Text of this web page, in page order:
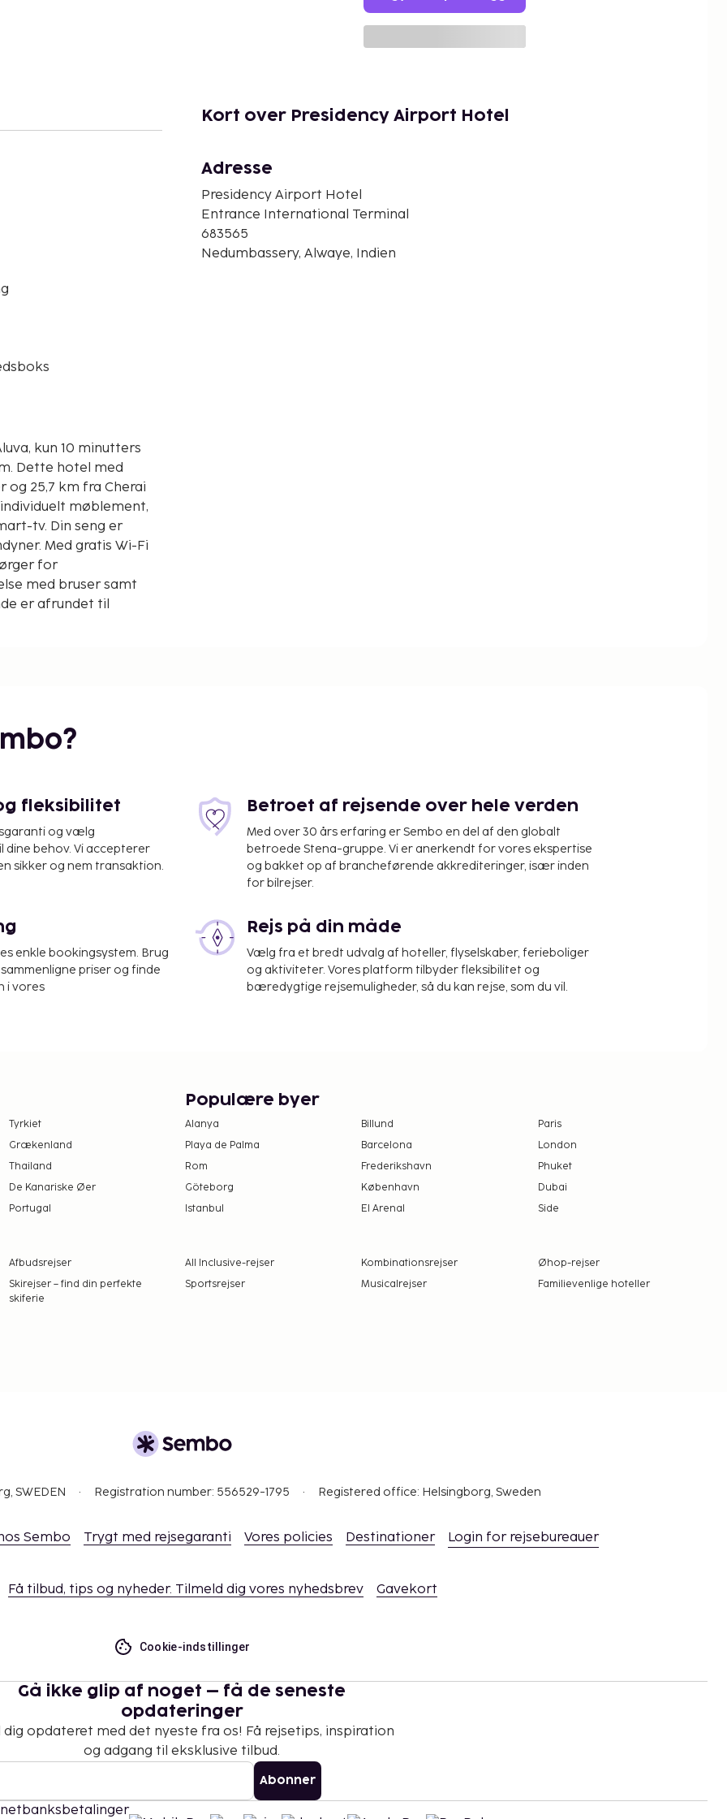
kun 10 minutters
25,7 km fra Cherai
møblement,
tv. Din seng er
Med gratis Wi-Fi
for
med bruser samt
er afrundet til
Lufthavn (COK) - 1,5
forretningscenter,
du et
fordel af rekreative
dette hotel inkluderer
pejs i lobbyen. Som
at nyde et måltid på
gæster, bør du
Dette hotel har en
du bestiller din
og depositummer
Gæster kan anmode
også servicedyr som
seksuelle
Kort over Presidency Airport Hotel
Adresse
Presidency Airport Hotel
Entrance International Terminal
683565
Nedumbassery, Alwaye, Indien
fleksibilitet
og vælg
dine behov. Vi accepterer
sikker og nem transaktion.
Betroet af rejsende over hele verden
Med over 30 års erfaring er Sembo en del af den globalt
betroede Stena-gruppe. Vi er anerkendt for vores ekspertise
og bakket op af brancheførende akkrediteringer, især inden
for bilrejser.
enkle bookingsystem. Brug
priser og finde
i vores
Rejs på din måde
Vælg fra et bredt udvalg af hoteller, flyselskaber, ferieboliger
og aktiviteter. Vores platform tilbyder fleksibilitet og
bæredygtige rejsemuligheder, så du kan rejse, som du vil.
Tyrkiet
Grækenland
Thailand
De Kanariske Øer
Portugal
Populære byer
Alanya Billund
Paris
Playa de Palma
Barcelona
London
Rom
Frederikshavn
Phuket
Göteborg
København
Dubai
Istanbul
El Arenal Side
Afbudsrejser All Inclusive-rejser Kombinationsrejser
Øhop-rejser
Skirejser – find din perfekte
skiferie
Sportsrejser Musicalrejser Familievenlige hoteller
SWEDEN Registration number: 556529-1795 Registered office: Helsingborg, Sweden
Sembo Trygt med rejsegaranti Vores policies Destinationer Login for rejsebureauer
Få tilbud, tips og nyheder. Tilmeld dig vores nyhedsbrev Gavekort
Cookie-indstillinger
Gå ikke glip af noget – få de seneste
opdateringer
dig opdateret med det nyeste fra os! Få rejsetips, inspiration
og adgang til eksklusive tilbud.
Abonner